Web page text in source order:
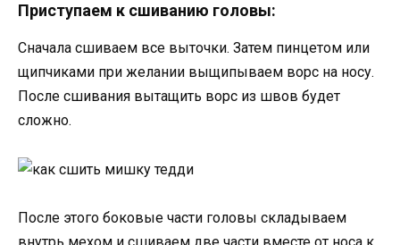
Приступаем к сшиванию головы:
Сначала сшиваем все выточки. Затем пинцетом или
щипчиками при желании выщипываем ворс на носу.
После сшивания вытащить ворс из швов будет
сложно.
После этого боковые части головы складываем